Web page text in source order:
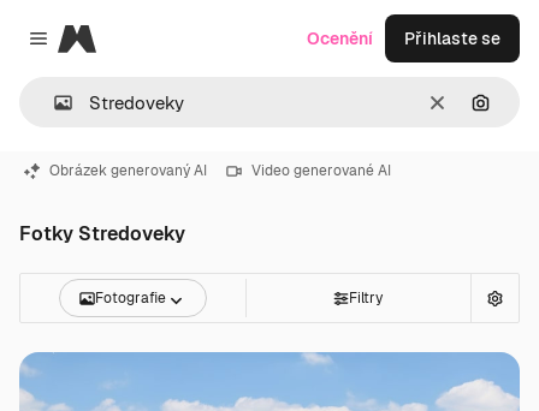
Close menu
Magnific
ZrušitHledat
Ocenění Přihlaste se
Obrázek generovaný AI Video generované AI
Fotky Stredoveky
Fotografie Filtry